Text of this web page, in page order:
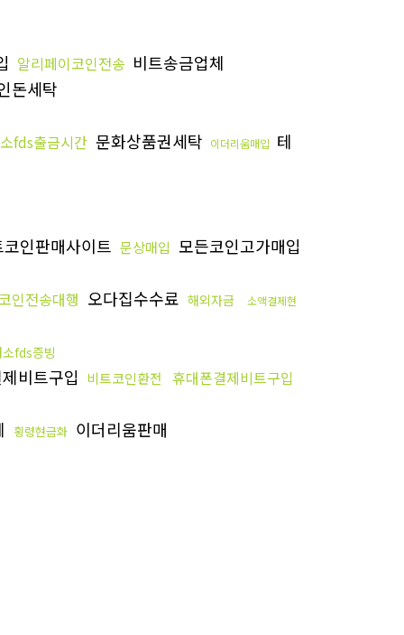
알리페이코인전송 비트송금업체
돈세탁
fds출금시간 문화상품권세탁 이더리움매입 테
코인판매사이트 문상매입 모든코인고가매입
인전송대행 오다집수수료 해외자금
소액결제현
fds증빙
비트구입 비트코인환전 휴대폰결제비트구입
횡령현금화 이더리움판매